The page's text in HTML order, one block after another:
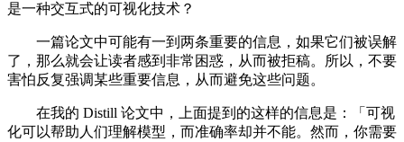
是一种交互式的可视化技术？
一篇论文中可能有一到两条重要的信息，如果它们被误解
了，那么就会让读者感到非常困惑，从而被拒稿。所以，不要
害怕反复强调某些重要信息，从而避免这些问题。
在我的 Distill 论文中，上面提到的这样的信息是：「可视
化可以帮助人们理解模型，而准确率却并不能。然而，你需要